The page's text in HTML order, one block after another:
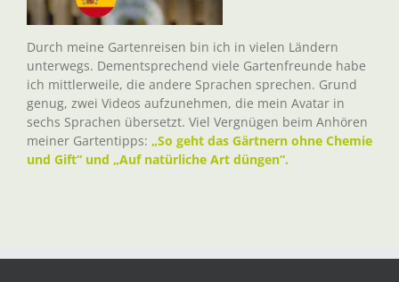
Durch meine Gartenreisen bin ich in vielen Ländern
unterwegs. Dementsprechend viele Gartenfreunde habe
ich mittlerweile, die andere Sprachen sprechen. Grund
genug, zwei Videos aufzunehmen, die mein Avatar in
sechs Sprachen übersetzt. Viel Vergnügen beim Anhören
meiner Gartentipps: „So geht das Gärtnern ohne Chemie
und Gift“ und „Auf natürliche Art düngen“.